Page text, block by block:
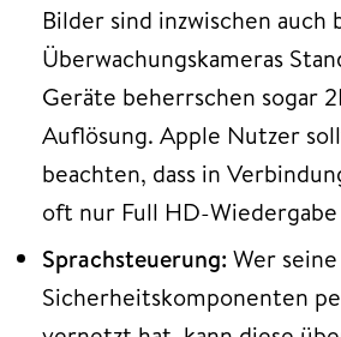
Bilder sind inzwischen auch
Überwachungskameras
Geräte beherrschen sogar
Auflösung. Apple Nutzer
beachten, dass in
oft nur Full HD-
Sprachsteuerung: Wer seine
Sicherheitskomponenten